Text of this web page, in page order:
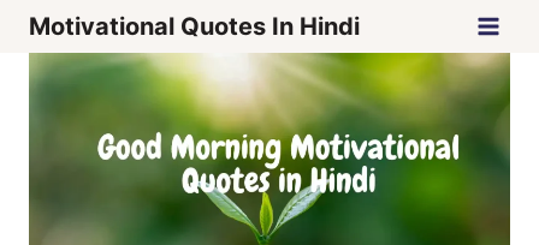
Skip
content
Motivational Quotes In Hindi